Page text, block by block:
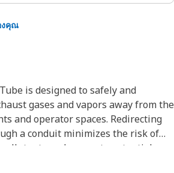
งคุณ
is designed to safely and
gases and vapors away from the
and operator spaces. Redirecting
a conduit minimizes the risk of
pollutants and prevents potential
parts, maintaining